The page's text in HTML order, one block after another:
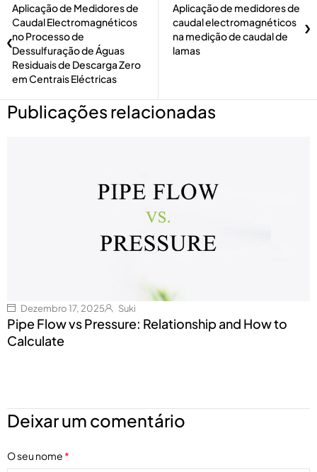
Aplicação de Medidores de
Caudal Electromagnéticos
no Processo de
Dessulfuração de Águas
Residuais de Descarga Zero
em Centrais Eléctricas
Aplicação de medidores de
caudal electromagnéticos
na medição de caudal de
lamas
Publicações relacionadas
Dezembro 17, 2025 Suki
Pipe Flow vs Pressure: Relationship and How to
Calculate
Deixar um comentário
O seu nome*